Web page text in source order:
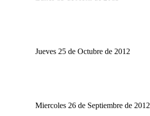
Jueves 25 de Octubre de 2012
Miercoles 26 de Septiembre de 2012